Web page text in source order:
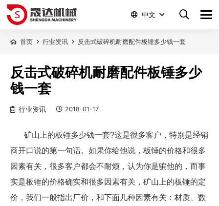
中文
首页 行业资讯 反击式破碎机耐磨配件板锤多少钱一套
反击式破碎机耐磨配件板锤多少
钱一套
行业资讯 2018-01-17
矿山上的板锤多少钱一套?这是很多客户，特别是经销
商开口说的第一句话。如果你给他说，板锤的价格和很多
因素有关，很多客户都会不耐烦，认为你是骗他的，而事
实是板锤的价格确实和很多因素有关，矿山上的板锤的定
价，我们一般指出厂价，和下面几种因素有关：材质、数